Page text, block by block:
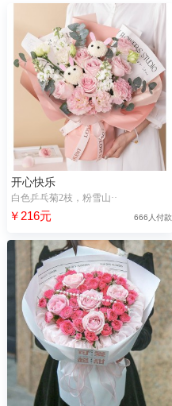
开心快乐
白色乒乓菊2枝，粉雪山··
￥216元 666人付款